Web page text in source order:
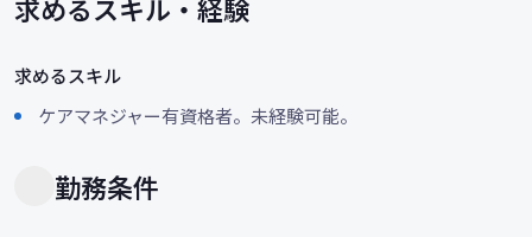
求めるスキル・経験
求めるスキル
ケアマネジャー有資格者。未経験可能。
勤務条件